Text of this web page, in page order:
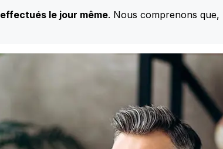
effectués le jour même. Nous comprenons que,